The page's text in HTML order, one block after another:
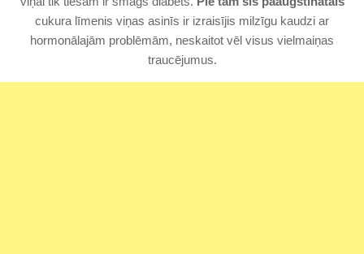
cukura līmenis viņas asinīs ir izraisījis milzīgu kaudzi ar
hormonālajām problēmām, neskaitot vēl visus vielmaiņas
traucējumus.